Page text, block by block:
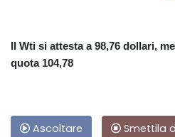
Il Wti si attesta a 98,76 dollari,
quota 104,78
Ascoltare Smettila